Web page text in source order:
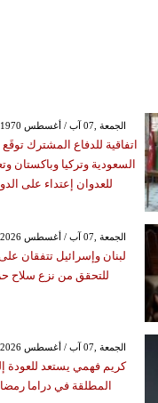
GMT 19:43 1970 الجمعة ,07 آب / أغسطس
اتفاقية للدفاع المشترك
السعودية وتركيا وباكستان
للعدوان إعتداء على
GMT 21:42 2026 الجمعة ,07 آب / أغسطس
لبنان وإسرائيل تتفقان
للتحقق من نزع سلاح
GMT 22:48 2026 الجمعة ,07 آب / أغسطس
كريم فهمي يستعد للعودة
المطلقة في دراما رمضان